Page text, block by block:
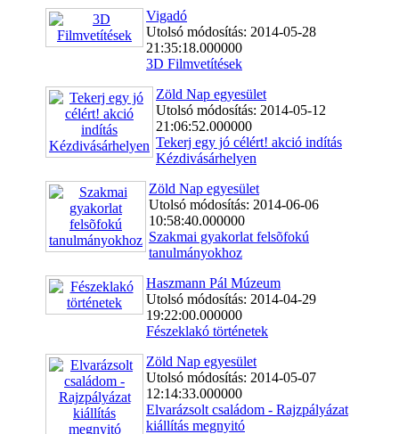
Vigadó
Utolsó módosítás: 2014-05-28
21:35:18.000000
3D Filmvetítések
Zöld Nap egyesület
Utolsó módosítás: 2014-05-12
21:06:52.000000
Tekerj egy jó célért! akció indítás
Kézdivásárhelyen
Zöld Nap egyesület
Utolsó módosítás: 2014-06-06
10:58:40.000000
Szakmai gyakorlat felsõfokú
tanulmányokhoz
Haszmann Pál Múzeum
Utolsó módosítás: 2014-04-29
19:22:00.000000
Fészeklakó történetek
Zöld Nap egyesület
Utolsó módosítás: 2014-05-07
12:14:33.000000
Elvarázsolt családom - Rajzpályázat
kiállítás megnyitó